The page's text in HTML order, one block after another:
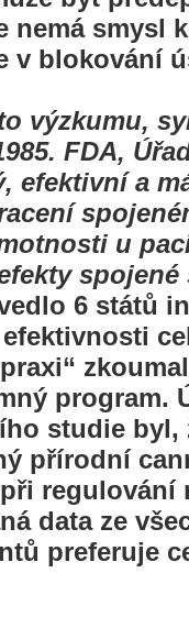
nemá smysl
v blokování
výzkumu,
FDA,
efektivní a
u
6 států
program.
studie
přírodní
regulování
data ze
preferuje